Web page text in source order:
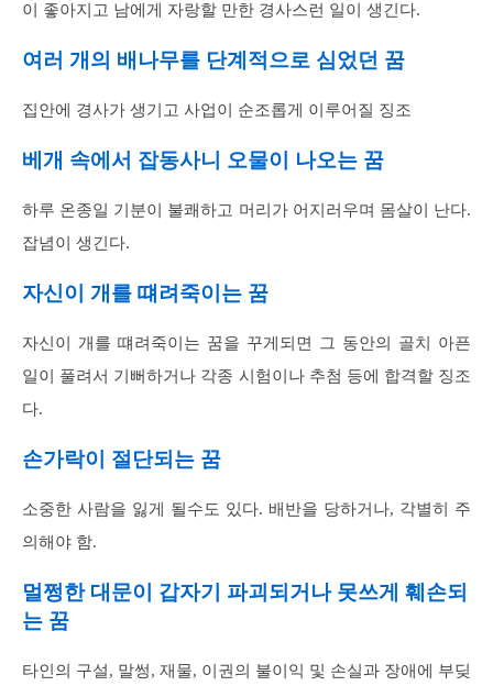
이 좋아지고 남에게 자랑할 만한 경사스런 일이 생긴다.
여러 개의 배나무를 단계적으로 심었던 꿈
집안에 경사가 생기고 사업이 순조롭게 이루어질 징조
베개 속에서 잡동사니 오물이 나오는 꿈
하루 온종일 기분이 불쾌하고 머리가 어지러우며 몸살이 난다.
잡념이 생긴다.
자신이 개를 떄려죽이는 꿈
자신이 개를 떄려죽이는 꿈을 꾸게되면 그 동안의 골치 아픈
일이 풀려서 기뻐하거나 각종 시험이나 추첨 등에 합격할 징조
다.
손가락이 절단되는 꿈
소중한 사람을 잃게 될수도 있다. 배반을 당하거나, 각별히 주
의해야 함.
멀쩡한 대문이 갑자기 파괴되거나 못쓰게 훼손되
는 꿈
타인의 구설, 말썽, 재물, 이권의 불이익 및 손실과 장애에 부딪